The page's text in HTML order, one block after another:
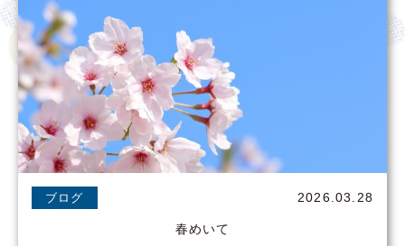
ブログ 2026.03.28
春めいて